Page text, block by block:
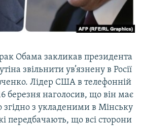
Обама закликав президента
звільнити ув’язнену в Росії
Лідер США в телефонній
березня наголосив, що він має
згідно з укладеними в Мінську
передбачають, що всі сторони